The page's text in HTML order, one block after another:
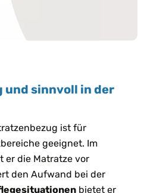
und sinnvoll in der
ist für
geeignet. Im
er die Matratze vor
den Aufwand bei der
bietet er